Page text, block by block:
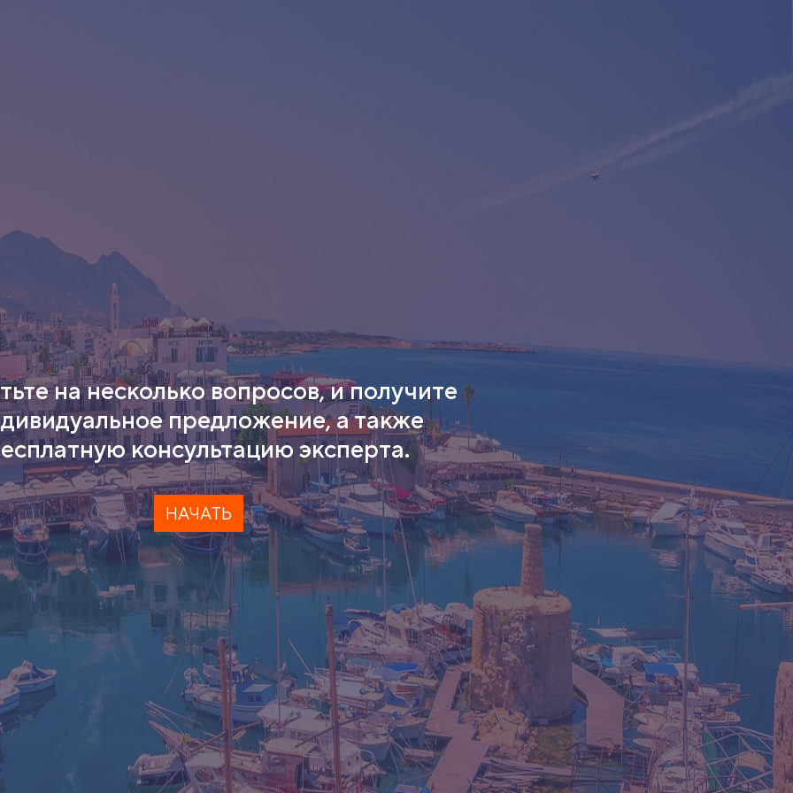
на несколько вопросов, и получите
предложение, а также
консультацию эксперта.
НАЧАТЬ